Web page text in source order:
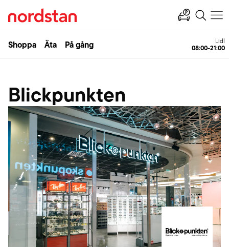
Shoppa Äta På gång Lidl
08:00-21:00
Blickpunkten